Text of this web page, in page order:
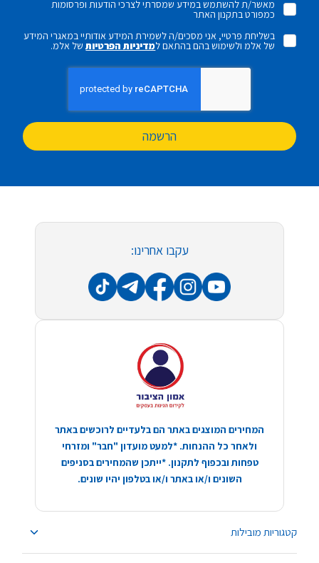
מאשר/ת להשתמש במידע שמסרתי לצרכי הודעות ופרסומות
כמפורט בתקנון האתר
בשליחת פרטיי, אני מסכים/ה לשמירת המידע אודותיי במאגרי המידע
של אלמ ולשימוש בהם בהתאם למדיניות הפרטיותשל אלמ.
הרשמה
קטגוריות מובילות
עקבו אחרינו:
המחירים המוצגים באתר הם בלעדיים לרוכשים באתר
ולאחר כל ההנחות. *למעט מועדון "חבר" ומזרחי
טפחות ובכפוף לתקנון. *ייתכן שהמחירים בסניפים
השונים ו/או באתר ו/או בטלפון יהיו שונים.